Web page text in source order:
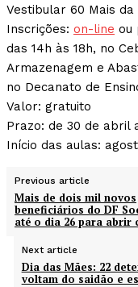
Vestibular 60 Mais da
Inscrições: on-line ou
das 14h às 18h, no
Armazenagem e
no Decanato de
Valor: gratuito
Prazo: de 30 de abril
Início das aulas:
Previous article
Mais de dois mil novos
beneficiários do DF
até o dia 26 para abrir
Next article
Dia das Mães: 22
voltam do saidão e